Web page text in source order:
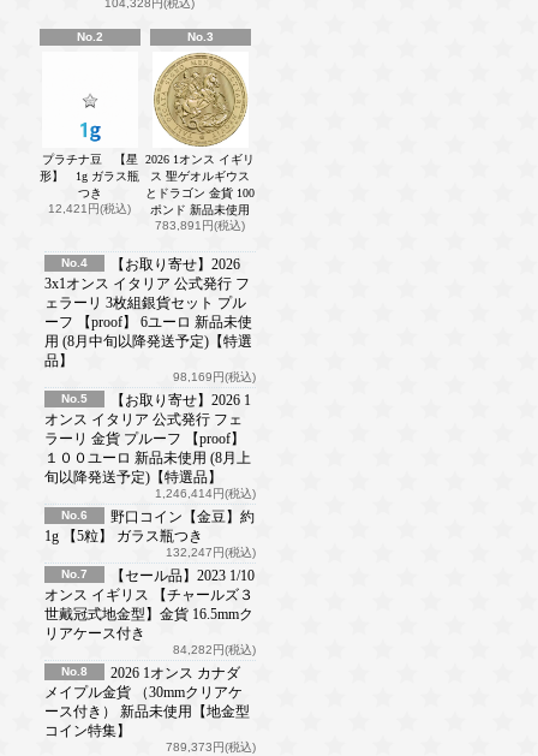
104,328円(税込)
No.2
プラチナ豆 【星
形】 1g ガラス瓶
つき
12,421円(税込)
No.3
2026 1オンス イギリ
ス 聖ゲオルギウス
とドラゴン 金貨 100
ポンド 新品未使用
783,891円(税込)
No.4
【お取り寄せ】2026
3x1オンス イタリア 公式発行 フ
ェラーリ 3枚組銀貨セット プル
ーフ 【proof】 6ユーロ 新品未使
用 (8月中旬以降発送予定)【特選
品】
98,169円(税込)
No.5
【お取り寄せ】2026 1
オンス イタリア 公式発行 フェ
ラーリ 金貨 プルーフ 【proof】
１００ユーロ 新品未使用 (8月上
旬以降発送予定)【特選品】
1,246,414円(税込)
No.6
野口コイン【金豆】約
1g 【5粒】 ガラス瓶つき
132,247円(税込)
No.7
【セール品】2023 1/10
オンス イギリス 【チャールズ３
世戴冠式地金型】金貨 16.5mmク
リアケース付き
84,282円(税込)
No.8
2026 1オンス カナダ
メイプル金貨 （30mmクリアケ
ース付き） 新品未使用【地金型
コイン特集】
789,373円(税込)